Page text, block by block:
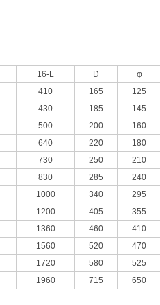
16-L D φ
410 165 125
430 185 145
500 200 160
640 220 180
730 250 210
830 285 240
1000 340 295
1200 405 355
1360 460 410
1560 520 470
1720 580 525
1960 715 650